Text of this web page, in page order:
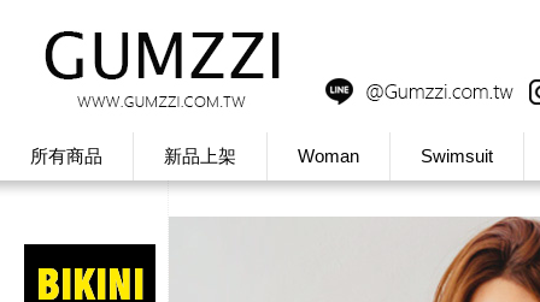
所有商品 新品上架 Woman Swimsuit